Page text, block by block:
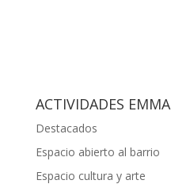
ACTIVIDADES EMMA
Destacados
Espacio abierto al barrio
Espacio cultura y arte